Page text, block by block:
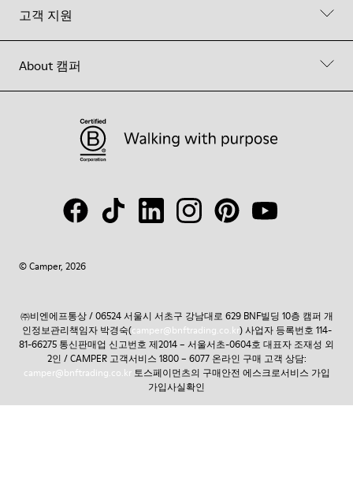
고객 지원
About 캠퍼
© Camper, 2026
㈜비엔에프통상 / 06524 서울시 서초구 강남대로 629 BNF빌딩 10층 캠퍼 개
인정보관리책임자 박경숙(camper@bnftrading.co.kr) 사업자 등록번호 114-
81-66275 통신판매업 신고번호 제2014 – 서울서초-0604호 대표자 조재성 외
2인 / CAMPER 고객서비스 1800 – 6077 온라인 구매 고객 상담:
camper@bnftrading.co.kr토스페이먼츠의 구매안전 에스크로서비스 가입
가입사실확인